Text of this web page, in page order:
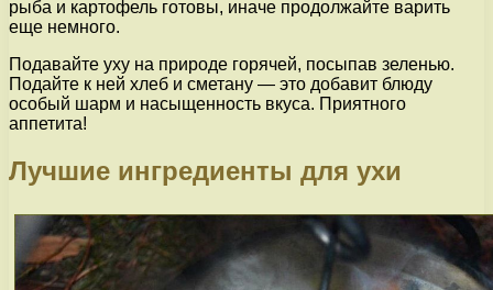
рыба и картофель готовы, иначе продолжайте варить
еще немного.
Подавайте уху на природе горячей, посыпав зеленью.
Подайте к ней хлеб и сметану — это добавит блюду
особый шарм и насыщенность вкуса. Приятного
аппетита!
Лучшие ингредиенты для ухи